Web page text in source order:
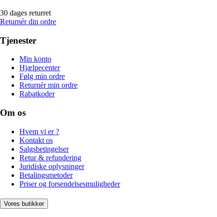
30 dages returret
Returnér din ordre
Tjenester
Min konto
Hjælpecenter
Følg min ordre
Returnér min ordre
Rabatkoder
Om os
Hvem vi er ?
Kontakt os
Salgsbetingelser
Retur & refundering
Juridiske oplysninger
Betalingsmetoder
Priser og forsendelsesmuligheder
Vores butikker